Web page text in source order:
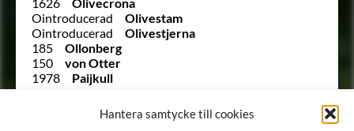
Hantera samtycke till cookies
Ointroducerad
Olivestam
Ointroducerad
Olivestjerna
185
Ollonberg
150
von Otter
1978
Paijkull
Palmcreutz
Ointroducerad
von Palmcrona